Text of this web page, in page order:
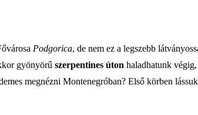
Podgorica, de nem ez a legszebb
gyönyörű szerpentines úton haladhatunk
megnézni Montenegróban? Első körben